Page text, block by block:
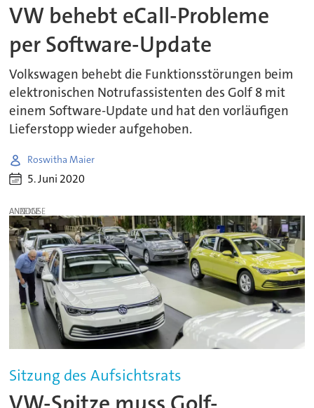
VW behebt eCall-Probleme
per Software-Update
Volkswagen behebt die Funktionsstörungen beim
elektronischen Notrufassistenten des Golf 8 mit
einem Software-Update und hat den vorläufigen
Lieferstopp wieder aufgehoben.
Roswitha Maier
5. Juni 2020
ANZEIGE
Sitzung des Aufsichtsrats